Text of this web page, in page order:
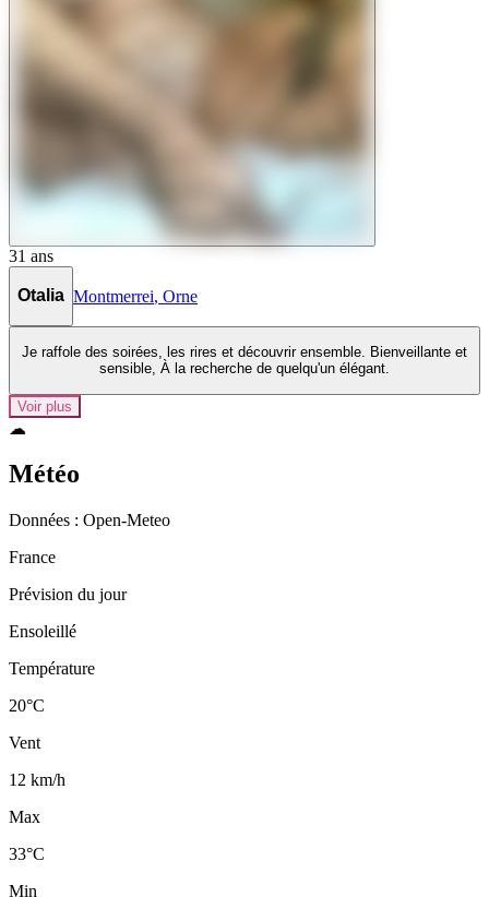
31 ans
Otalia Montmerrei Orne
Je raffole des soirées, les rires et découvrir ensemble. Bienveillante et
sensible, À la recherche de quelqu'un élégant.
Voir plus
☁
Météo
Données : Open‑Meteo
France
Prévision du jour
Ensoleillé
Température
20°C
Vent
12 km/h
Max
33°C
Min